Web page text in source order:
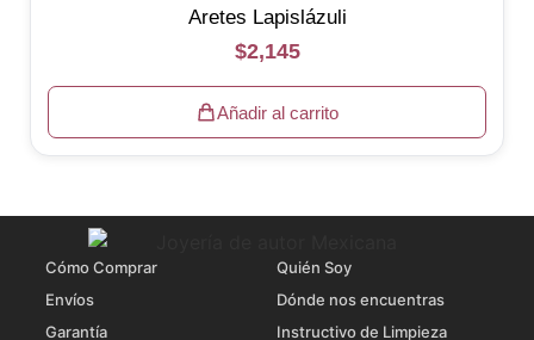
Aretes Lapislázuli
$2,145
Añadir al carrito
Cómo Comprar
Envíos
Garantía
Quién Soy
Dónde nos encuentras
Instructivo de Limpieza